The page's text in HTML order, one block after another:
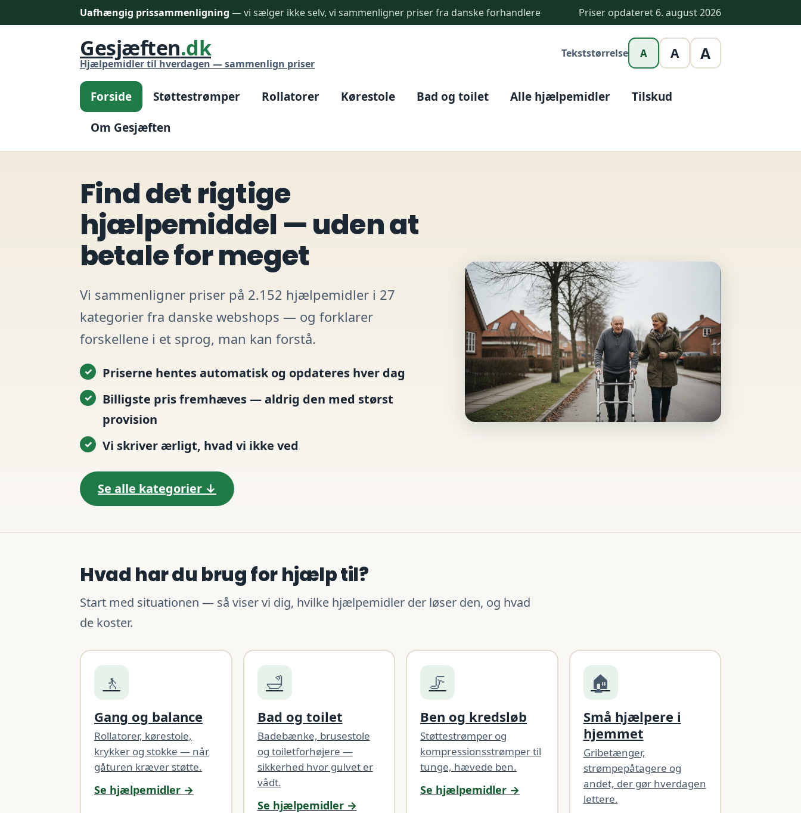
Uafhængig prissammenligning — vi sælger ikke selv, vi sammenligner priser fra danske forhandlere Priser opdateret 6. august 2026
Gesjæften.dk
Hjælpemidler til hverdagen — sammenlign priser
Tekststørrelse A A A
Forside Støttestrømper Rollatorer Kørestole Bad og toilet Alle hjælpemidler
Tilskud
Om Gesjæften
Find det rigtige
hjælpemiddel — uden at
betale for meget
Vi sammenligner priser på 2.152 hjælpemidler i 27
kategorier fra danske webshops — og forklarer
forskellene i et sprog, man kan forstå.
Priserne hentes automatisk og opdateres hver dag
Billigste pris fremhæves — aldrig den med størst
provision
Vi skriver ærligt, hvad vi ikke ved
Se alle kategorier ↓
Hvad har du brug for hjælp til?
Start med situationen — så viser vi dig, hvilke hjælpemidler der løser den, og hvad
de koster.
🚶
Gang og balance
Rollatorer, kørestole,
krykker og stokke — når
gåturen kræver støtte.
Se hjælpemidler →
🛁
Bad og toilet
Badebænke, brusestole
og toiletforhøjere —
sikkerhed hvor gulvet er
vådt.
Se hjælpemidler →
🦵
Ben og kredsløb
Støttestrømper og
kompressionsstrømper til
tunge, hævede ben.
Se hjælpemidler →
🏠
Små hjælpere i
hjemmet
Gribetænger,
strømpepåtagere og
andet, der gør hverdagen
lettere.